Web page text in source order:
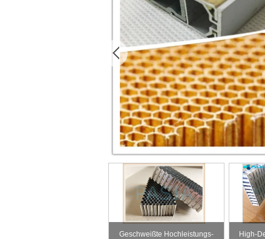
Geschweißte Hochleistungs-
High-